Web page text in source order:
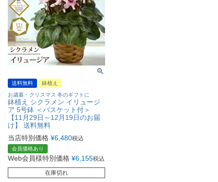
送料無料
鉢植え
お歳暮・クリスマス 冬のギフトに
鉢植え シクラメン イリュージ
ア 5号鉢 ＜バスケット付＞
【11月29日～12月19日のお届
け】 送料無料
当店特別価格 ¥6,480税込
会員価格あり
Web会員様特別価格 ¥6,155税込
在庫切れ